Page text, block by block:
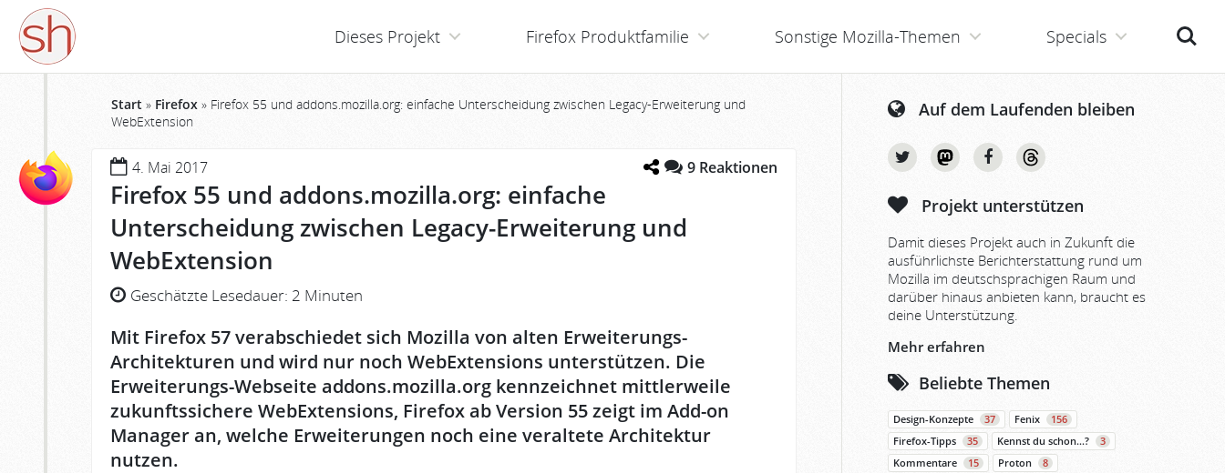
Dieses Projekt Firefox Produktfamilie Sonstige Mozilla-Themen Specials Suche
Start » Firefox » Firefox 55 und addons.mozilla.org: einfache Unterscheidung zwischen Legacy-Erweiterung und
WebExtension
4. Mai 2017 9 Reaktionen
Firefox 55 und addons.mozilla.org: einfache
Unterscheidung zwischen Legacy-Erweiterung und
WebExtension
Geschätzte Lesedauer: 2 Minuten
Mit Firefox 57 verabschiedet sich Mozilla von alten Erweiterungs-
Architekturen und wird nur noch WebExtensions unterstützen. Die
Erweiterungs-Webseite addons.mozilla.org kennzeichnet mittlerweile
zukunftssichere WebExtensions, Firefox ab Version 55 zeigt im Add-on
Manager an, welche Erweiterungen noch eine veraltete Architektur
nutzen.
Auf dem Laufenden bleiben
Projekt unterstützen
Damit dieses Projekt auch in Zukunft die
ausführlichste Berichterstattung rund um
Mozilla im deutschsprachigen Raum und
darüber hinaus anbieten kann, braucht es
deine Unterstützung.
Mehr erfahren
Beliebte Themen
Design-Konzepte 37 Fenix
156
Firefox-Tipps
35 Kennst du schon…?
3
Kommentare
15 Proton
8